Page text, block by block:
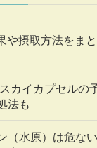
や摂取方法をま
カイカプセルの
法も
（水原）は危な